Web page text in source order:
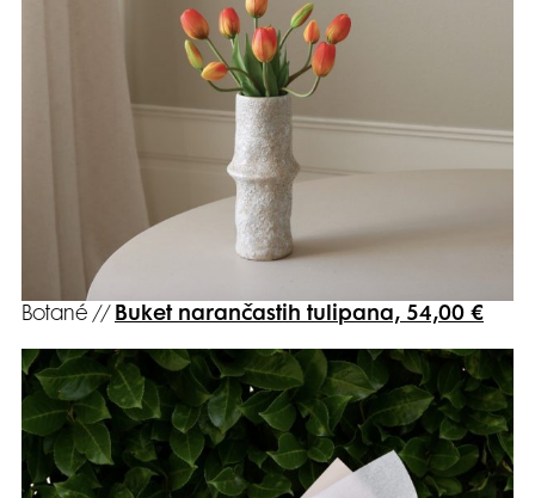
Botané // Buket narančastih tulipana, 54,00 €